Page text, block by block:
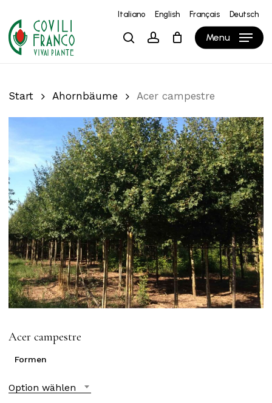
main
content
Italiano English Français Deutsch
searchaccount Menu
Warenkorb Close
Cart
Start Ahornbäume Acer campestre
Acer campestre
Formen
Option wählen